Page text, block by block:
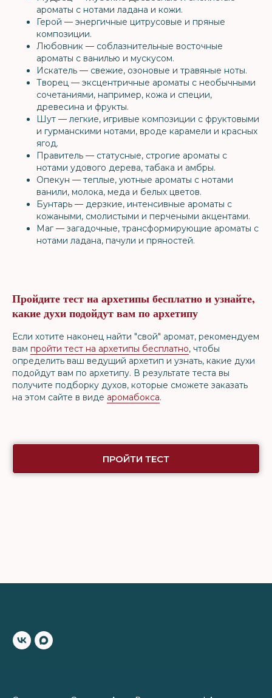
ароматы с нотами ладана и кожи.
Герой — энергичные цитрусовые и пряные
композиции.
Любовник — соблазнительные восточные
ароматы с ванилью и мускусом.
Искатель — свежие, озоновые и травяные ноты.
Творец — эксцентричные ароматы с необычными
сочетаниями, например, кожа и специи,
древесина и фрукты.
Шут — легкие, игривые композиции с фруктовыми
и гурманскими нотами, вроде карамели и красных
ягод.
Правитель — статусные, строгие ароматы с
нотами удового дерева, табака и амбры.
Опекун — теплые, уютные ароматы с нотами
ванили, молока, меда и белых цветов.
Бунтарь — дерзкие, интенсивные ароматы с
кожаными, смолистыми и перчеными акцентами.
Маг — загадочные, трансформирующие ароматы с
нотами ладана, пачули и пряностей.
Пройдите тест на архетипы бесплатно и узнайте,
какие духи подойдут вам по архетипу
Если хотите наконец найти "свой" аромат, рекомендуем
вам пройти тест на архетипы бесплатно, чтобы
определить ваш ведущий архетип и узнать, какие духи
подойдут вам по архетипу. В результате теста вы
получите подборку духов, которые сможете заказать
на этом сайте в виде аромабокса.
ПРОЙТИ ТЕСТ